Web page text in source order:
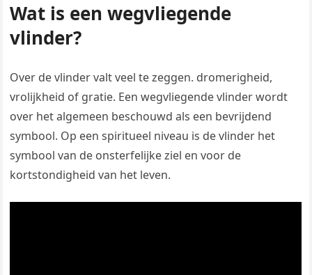
Wat is een wegvliegende
vlinder?
Over de vlinder valt veel te zeggen. dromerigheid,
vrolijkheid of gratie. Een wegvliegende vlinder wordt
over het algemeen beschouwd als een bevrijdend
symbool. Op een spiritueel niveau is de vlinder het
symbool van de onsterfelijke ziel en voor de
kortstondigheid van het leven.